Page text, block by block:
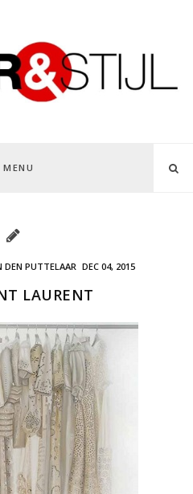
MENU
DEN PUTTELAAR DEC 04, 2015
LAURENT